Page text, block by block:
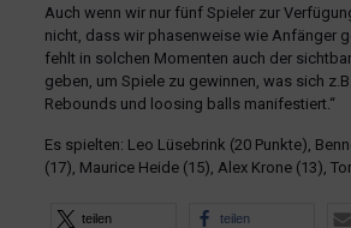
Auch wenn wir nur fünf Spieler zur
nicht, dass wir phasenweise wie Anfänger
fehlt in solchen Momenten auch der
geben, um Spiele zu gewinnen, was sich
Rebounds und loosing balls manifestiert.“
Es spielten: Leo Lüsebrink (20 Punkte),
(17), Maurice Heide (15), Alex Krone (13),
teilen teilen